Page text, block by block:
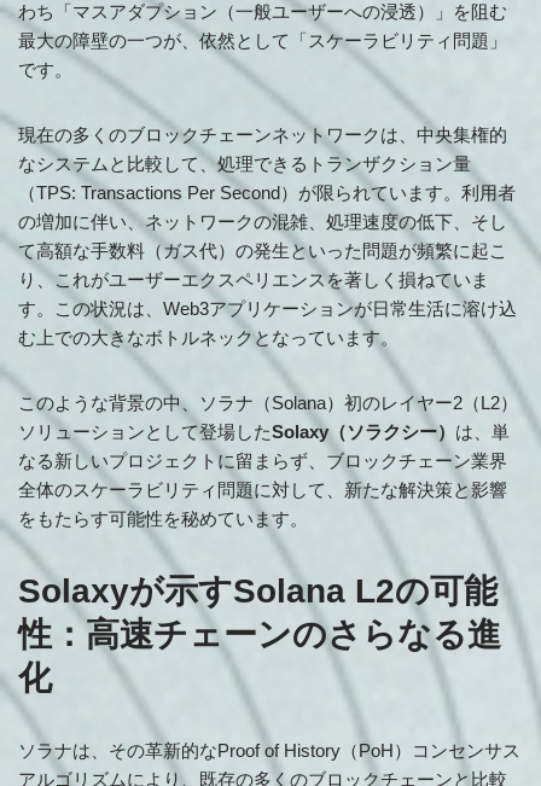
わち「マスアダプション（一般ユーザーへの浸透）」を阻む
最大の障壁の一つが、依然として「スケーラビリティ問題」
です。
現在の多くのブロックチェーンネットワークは、中央集権的
なシステムと比較して、処理できるトランザクション量
（TPS: Transactions Per Second）が限られています。利用者
の増加に伴い、ネットワークの混雑、処理速度の低下、そし
て高額な手数料（ガス代）の発生といった問題が頻繁に起こ
り、これがユーザーエクスペリエンスを著しく損ねていま
す。この状況は、Web3アプリケーションが日常生活に溶け込
む上での大きなボトルネックとなっています。
このような背景の中、ソラナ（Solana）初のレイヤー2（L2）
ソリューションとして登場したSolaxy（ソラクシー） は、単
なる新しいプロジェクトに留まらず、ブロックチェーン業界
全体のスケーラビリティ問題に対して、新たな解決策と影響
をもたらす可能性を秘めています。
Solaxyが示すSolana L2の可能
性：高速チェーンのさらなる進
化
ソラナは、その革新的なProof of History（PoH）コンセンサス
アルゴリズムにより、既存の多くのブロックチェーンと比較